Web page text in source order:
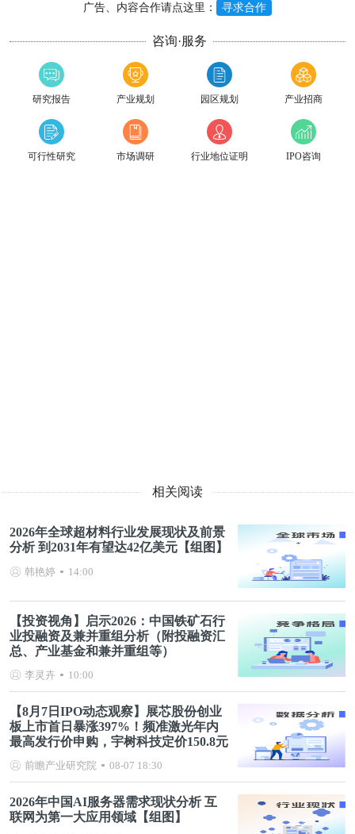
广告、内容合作请点这里： 寻求合作
咨询·服务
研究报告 产业规划 园区规划 产业招商
可行性研究 市场调研 行业地位证明 IPO咨询
相关阅读
2026年全球超材料行业发展现状及前景
分析 到2031年有望达42亿美元【组图】
韩艳婷 14:00
【投资视角】启示2026：中国铁矿石行
业投融资及兼并重组分析（附投融资汇
总、产业基金和兼并重组等）
李灵卉 10:00
【8月7日IPO动态观察】展芯股份创业
板上市首日暴涨397%！频准激光年内
最高发行价申购，宇树科技定价150.8元
前瞻产业研究院 08-07 18:30
2026年中国AI服务器需求现状分析 互
联网为第一大应用领域【组图】